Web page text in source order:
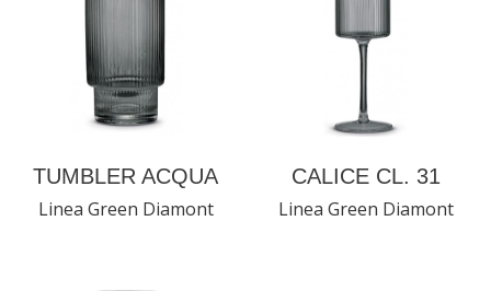
TUMBLER ACQUA
Linea Green Diamont
CALICE CL. 31
Linea Green Diamont